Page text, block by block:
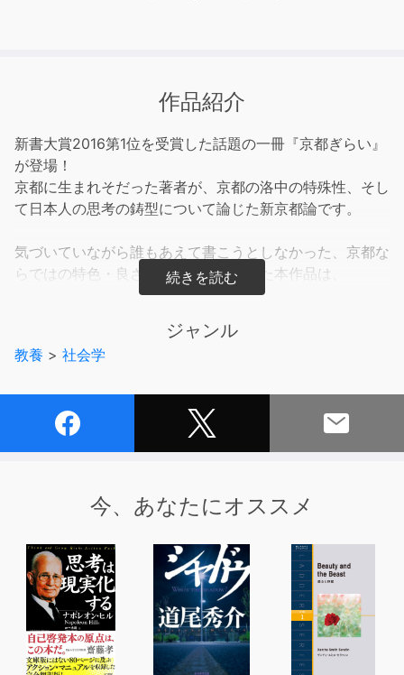
作品紹介
新書大賞2016第1位を受賞した話題の一冊『京都ぎらい』
が登場！
京都に生まれそだった著者が、京都の洛中の特殊性、そし
て日本人の思考の鋳型について論じた新京都論です。
気づいていながら誰もあえて書こうとしなかった、京都な
らではの特色・良さ・悪さをちりばめた本作品は、
京都という街を良く知る人にも、あまり深く知らないとい
あなたは京都に対してどのようなイメージを持っています
と思いますが、
本作品では、京都の中心部＝洛中の外側にある、いわゆる
京都人のおそろしい一面、いやらしい一面を、数々の事実
をもとに語った一冊です。
他人に見抜けないものを著者が初めてつきとめたというわ
けではありません。
誰もがうすうす気づいているが書かれることはなかった、
ジャンル
教養 > 社会学
今、あなたにオススメ